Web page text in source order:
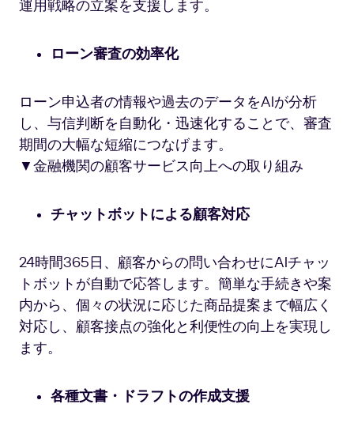
運用戦略の立案を支援します。
ローン審査の効率化
ローン申込者の情報や過去のデータをAIが分析
し、与信判断を自動化・迅速化することで、審査
期間の大幅な短縮につなげます。
▼金融機関の顧客サービス向上への取り組み
チャットボットによる顧客対応
24時間365日、顧客からの問い合わせにAIチャッ
トボットが自動で応答します。簡単な手続きや案
内から、個々の状況に応じた商品提案まで幅広く
対応し、顧客接点の強化と利便性の向上を実現し
ます。
各種文書・ドラフトの作成支援